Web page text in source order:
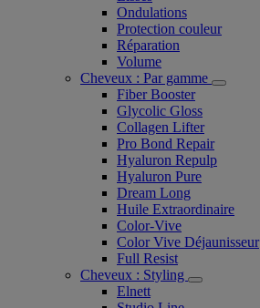
Ondulations
Protection couleur​
Réparation
Volume
Cheveux : Par gamme
Fiber Booster
Glycolic Gloss
Collagen Lifter
Pro Bond Repair
Hyaluron Repulp
Hyaluron Pure
Dream Long
Huile Extraordinaire
Color-Vive
Color Vive Déjaunisseur
Full Resist
Cheveux : Styling
Elnett